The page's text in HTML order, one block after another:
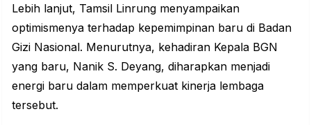
Lebih lanjut, Tamsil Linrung menyampaikan
optimismenya terhadap kepemimpinan baru di Badan
Gizi Nasional. Menurutnya, kehadiran Kepala BGN
yang baru, Nanik S. Deyang, diharapkan menjadi
energi baru dalam memperkuat kinerja lembaga
tersebut.